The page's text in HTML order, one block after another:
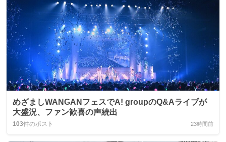
めざましWANGANフェスでA! groupのQ&Aライブが
大盛況、ファン歓喜の声続出
103件のポスト 23時間前